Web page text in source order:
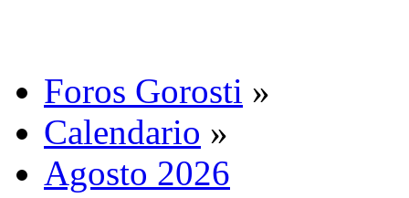
Foros Gorosti »
Calendario »
Agosto 2026